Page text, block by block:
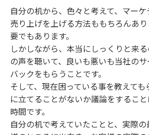
自分の机から、色々と考えて、マー
売り上げを上げる方法ももちろんあ
要でもあります。
しかしながら、本当にしっくりと来
の声を聴いて、良いも悪いも当社の
バックをもらうことです。
そして、現在困っている事を教えて
に立てることがないか議論をするこ
時間です。
自分の机で考えていたことと、実際